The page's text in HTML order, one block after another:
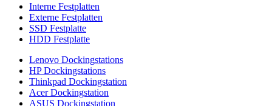
Interne Festplatten
Externe Festplatten
SSD Festplatte
HDD Festplatte
Lenovo Dockingstations
HP Dockingstations
Thinkpad Dockingstation
Acer Dockingstation
ASUS Dockingstation